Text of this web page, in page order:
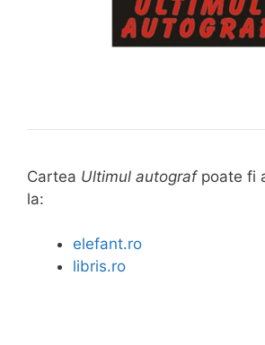
Cartea Ultimul autografpoate fi
la:
elefant.ro
libris.ro